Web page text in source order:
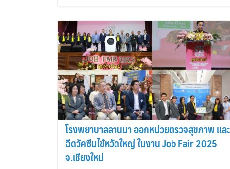
โรงพยาบาลลานนา ออกหน่วยตรวจสุขภาพ และ
ฉีดวัคซีนไข้หวัดใหญ่ ในงาน Job Fair 2025
จ.เชียงใหม่